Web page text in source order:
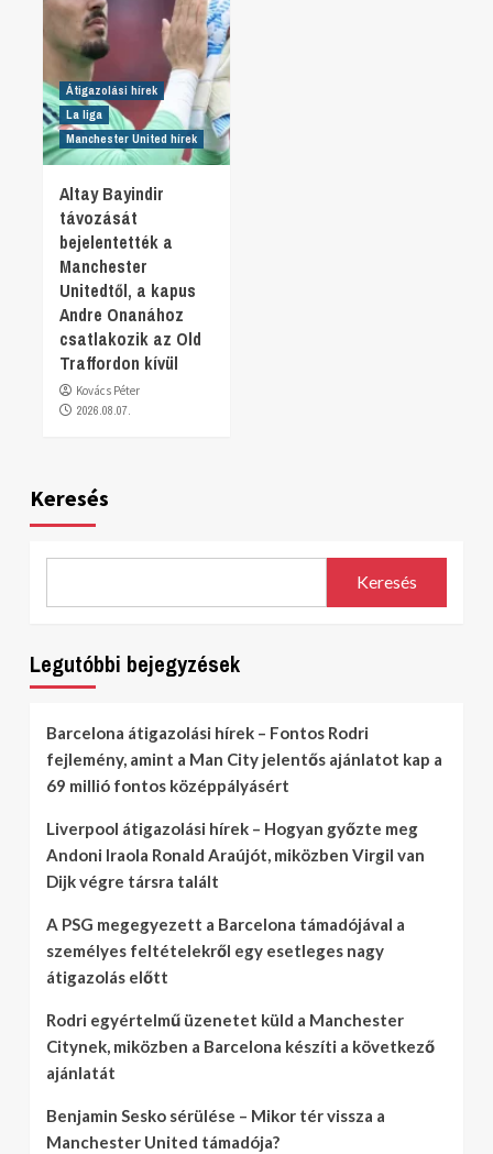
Átigazolási hírek
La liga
Manchester United hírek
Altay Bayindir
távozását
bejelentették a
Manchester
Unitedtől, a kapus
Andre Onanához
csatlakozik az Old
Traffordon kívül
Kovács Péter
2026.08.07.
Keresés
Keresés
Legutóbbi bejegyzések
Barcelona átigazolási hírek – Fontos Rodri
fejlemény, amint a Man City jelentős ajánlatot kap a
69 millió fontos középpályásért
Liverpool átigazolási hírek – Hogyan győzte meg
Andoni Iraola Ronald Araújót, miközben Virgil van
Dijk végre társra talált
A PSG megegyezett a Barcelona támadójával a
személyes feltételekről egy esetleges nagy
átigazolás előtt
Rodri egyértelmű üzenetet küld a Manchester
Citynek, miközben a Barcelona készíti a következő
ajánlatát
Benjamin Sesko sérülése – Mikor tér vissza a
Manchester United támadója?